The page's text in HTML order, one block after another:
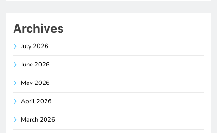
Archives
July 2026
June 2026
May 2026
April 2026
March 2026